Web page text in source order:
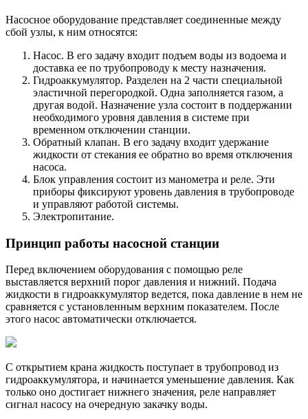
Насосное оборудование представляет соединенные между
сбой узлы, к ним относятся:
Насос. В его задачу входит подъем воды из водоема и
доставка ее по трубопроводу к месту назначения.
Гидроаккумулятор. Разделен на 2 части специальной
эластичной перегородкой. Одна заполняется газом, а
другая водой. Назначение узла состоит в поддержании
необходимого уровня давления в системе при
временном отключении станции.
Обратный клапан. В его задачу входит удержание
жидкости от стекания ее обратно во время отключения
насоса.
Блок управления состоит из манометра и реле. Эти
приборы фиксируют уровень давления в трубопроводе
и управляют работой системы.
Электропитание.
Принцип работы насосной станции
Перед включением оборудования с помощью реле
выставляется верхний порог давления и нижний. Подача
жидкости в гидроаккумулятор ведется, пока давление в нем не
сравняется с установленным верхним показателем. После
этого насос автоматически отключается.
С открытием крана жидкость поступает в трубопровод из
гидроаккумулятора, и начинается уменьшение давления. Как
только оно достигает нижнего значения, реле направляет
сигнал насосу на очередную закачку воды.